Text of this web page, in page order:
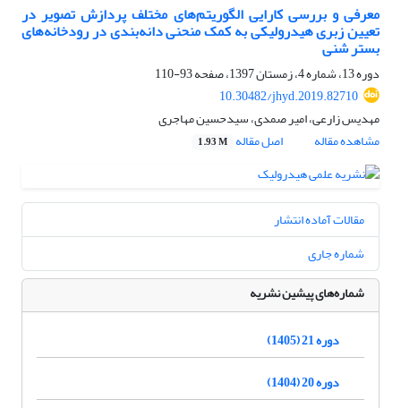
معرفی و بررسی کارایی الگوریتم‌های مختلف پردازش تصویر در
تعیین زبری هیدرولیکی به کمک منحنی دانه‌بندی در رودخانه‌های
بستر شنی
دوره 13، شماره 4، زمستان 1397، صفحه
93-110
10.30482/jhyd.2019.82710
مهدیس زارعی، امیر صمدی، سیدحسین مهاجری
مشاهده مقاله
اصل مقاله 1.93 M
مقالات آماده انتشار
شماره جاری
شماره‌های پیشین نشریه
دوره 21 (1405)
دوره 20 (1404)